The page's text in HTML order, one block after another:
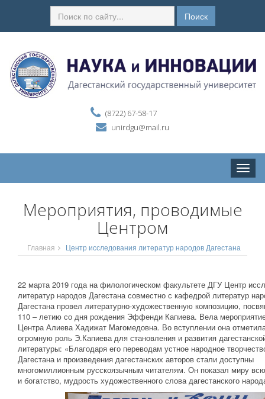
Поиск
(8722) 67-58-17
unirdgu@mail.ru
Toggle
Мероприятия, проводимые
Центром
Главная Центр исследования литератур народов Дагестана
22 марта 2019 года на филологическом факультете ДГУ Центр
литератур народов Дагестана совместно с кафедрой литератур
Дагестана провел литературно-художественную композицию,
110 – летию со дня рождения Эффенди Капиева. Вела
Центра Алиева Хадижат Магомедовна. Во вступлении она
огромную роль Э.Капиева для становления и развития
литературы: «Благодаря его переводам устное народное
Дагестана и произведения дагестанских авторов стали доступны
многомиллионным русскоязычным читателям. Он показал миру
и богатство, мудрость художественного слова дагестанского